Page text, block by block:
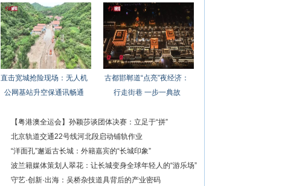
直击宽城抢险现场：无人机
公网基站升空保通讯畅通
古都邯郸道“点亮”夜经济：
行走街巷 一步一典故
【粤港澳全运会】孙颖莎谈团体决赛：立足于“拼”
北京轨道交通22号线河北段启动铺轨作业
“洋面孔”邂逅古长城：外籍嘉宾的“长城印象”
波兰籍媒体策划人翠花：让长城变身全球年轻人的“游乐场”
守艺·创新·出海：吴桥杂技道具背后的产业密码